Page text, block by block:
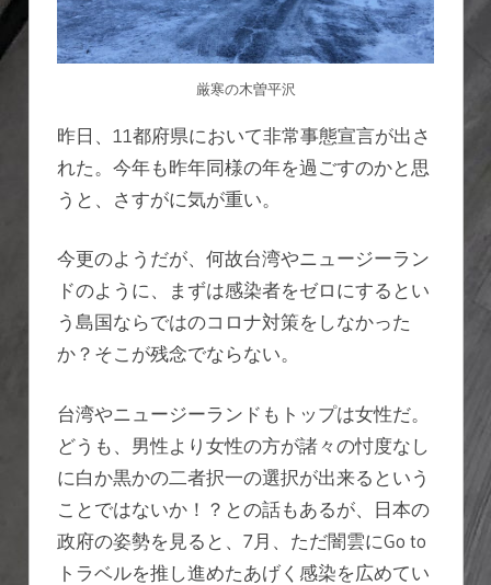
厳寒の木曽平沢
昨日、11都府県において非常事態宣言が出さ
れた。今年も昨年同様の年を過ごすのかと思
うと、さすがに気が重い。
今更のようだが、何故台湾やニュージーラン
ドのように、まずは感染者をゼロにするとい
う島国ならではのコロナ対策をしなかった
か？そこが残念でならない。
台湾やニュージーランドもトップは女性だ。
どうも、男性より女性の方が諸々の忖度なし
に白か黒かの二者択一の選択が出来るという
ことではないか！？との話もあるが、日本の
政府の姿勢を見ると、7月、ただ闇雲にGo to
トラベルを推し進めたあげく感染を広めてい